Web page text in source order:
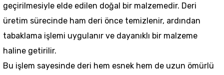
geçirilmesiyle elde edilen doğal bir malzemedir. Deri
üretim sürecinde ham deri önce temizlenir, ardından
tabaklama işlemi uygulanır ve dayanıklı bir malzeme
haline getirilir.
Bu işlem sayesinde deri hem esnek hem de uzun ömürlü